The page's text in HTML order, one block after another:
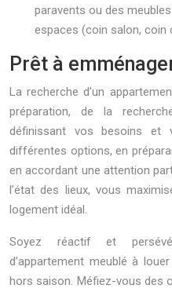
paravents ou des
espaces (coin salon, coin
Prêt à
La recherche d’un
préparation, de la
définissant vos besoins et
différentes options, en
en accordant une attention
l’état des lieux, vous
logement idéal.
Soyez réactif et
d’appartement meublé à
hors saison. Méfiez-vous des